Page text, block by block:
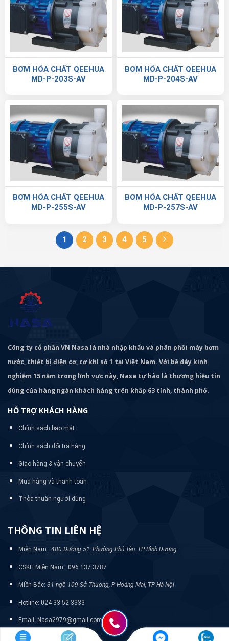
BƠM HÓA CHẤT QEEHUA
MD-P-203S-AV
BƠM HÓA CHẤT QEEHUA
MD-P-204S-AV
BƠM HÓA CHẤT QEEHUA
MD-P-255S-AV
BƠM HÓA CHẤT QEEHUA
MD-P-257S-AV
1 2 3 4 5
Công ty cổ phần VN Nasa là nhà nhập khẩu và phân phối máy bơm
nước, thiết bị điện cơ, cơ khí số 1 tại Việt Nam. Với bề dày kinh
nghiệm 15 năm trong lĩnh vực này, Nasa tự hào là thương hiệu tin
dùng của hàng ngàn khách hàng trên khắp 63 tỉnh, thành phố.
HỖ TRỢ KHÁCH HÀNG
Chính sách bảo mật
Chính sách đổi trả hàng
Giao hàng & vận chuyển
Mua hàng và thanh toán
Thỏa thuận người dùng
THÔNG TIN LIÊN HỆ
Miền Nam: 480 Đường 51, Phường Phú Tân, TP Bình Dương
CSKH Miền Nam: 096 137 3787
Miền Bắc: 31 ngõ 109 Sở Thượng, P Hoàng Mai, TP Hà Nội
Hotline: 024 33 52 3333
Email: Nasa2979@gmail.com